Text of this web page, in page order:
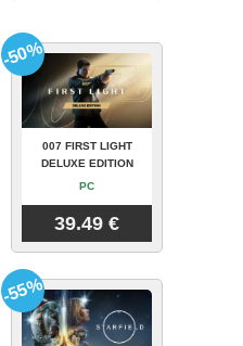
007 FIRST LIGHT
DELUXE EDITION
PC
39.49 €
-50%
-55%